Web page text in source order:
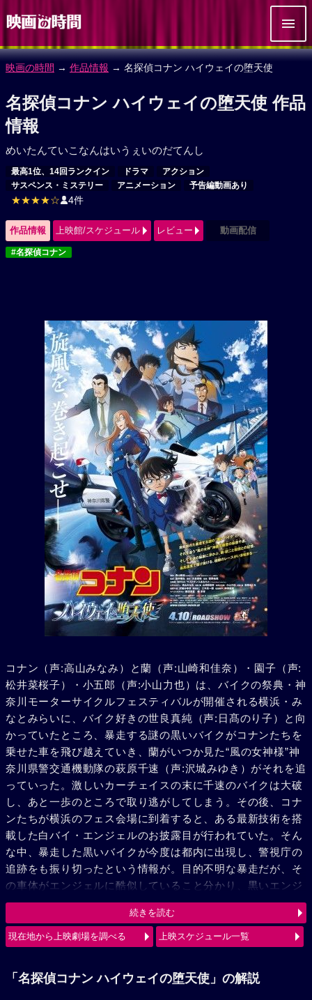
映画の時間 → 作品情報 → 名探偵コナン ハイウェイの堕天使
名探偵コナン ハイウェイの堕天使 作品
情報
めいたんていこなんはいうぇいのだてんし
最高1位、14回ランクイン ドラマ
アクション
サスペンス・ミステリー
アニメーション 予告編動画あり
★★★★☆ 4件
作品情報 上映館/スケジュール レビュー 動画配信
#名探偵コナン
コナン（声:高山みなみ）と蘭（声:山崎和佳奈）・園子（声:
松井菜桜子）・小五郎（声:小山力也）は、バイクの祭典・神
奈川モーターサイクルフェスティバルが開催される横浜・み
なとみらいに、バイク好きの世良真純（声:日髙のり子）と向
かっていたところ、暴走する謎の黒いバイクがコナンたちを
乗せた車を飛び越えていき、蘭がいつか見た“風の女神様”神
奈川県警交通機動隊の萩原千速（声:沢城みゆき）がそれを追
っていった。激しいカーチェイスの末に千速のバイクは大破
し、あと一歩のところで取り逃がしてしまう。その後、コナ
ンたちが横浜のフェス会場に到着すると、ある最新技術を搭
載した白バイ・エンジェルのお披露目が行われていた。そん
な中、暴走した黒いバイクが今度は都内に出現し、警視庁の
追跡をも振り切ったという情報が。目的不明な暴走だが、そ
の車体がエンジェルに酷似していること分かり、黒いエンジ
ェル“ルシファー”と呼び、追跡を続ける。弟の萩原研二（声:
三木眞一郎）とその同期・松田陣平（声:神奈延年）との記憶
が脳裏によぎる千速。風の女神（エンジェル）VS 黒き堕天
続きを読む
現在地から上映劇場を調べる 上映スケジュール一覧
「名探偵コナン ハイウェイの堕天使」の解説